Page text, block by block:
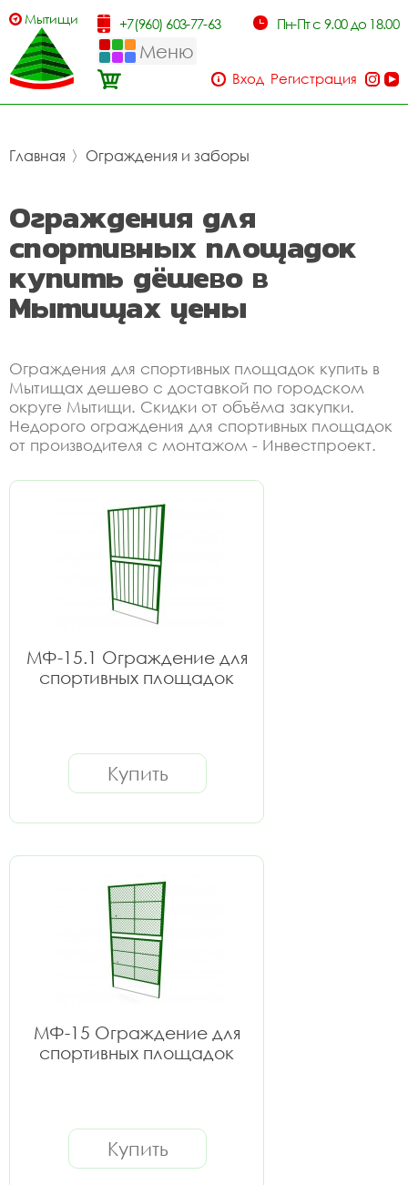
Мытищи +7(960) 603-77-63 Пн-Пт с 9.00 до 18.00
Меню
Вход Регистрация
Главная 〉 Ограждения и заборы
Ограждения для
спортивных площадок
купить дёшево в
Мытищах цены
Ограждения для спортивных площадок купить в
Мытищах дешево с доставкой по городском
округе Мытищи. Скидки от объёма закупки.
Недорого ограждения для спортивных площадок
от производителя с монтажом - Инвестпроект.
МФ-15.1 Ограждение для
спортивных площадок
Купить
МФ-15 Ограждение для
спортивных площадок
Купить